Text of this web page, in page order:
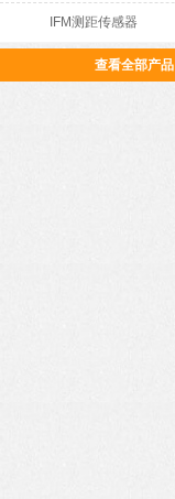
IFM测距传感器
查看全部产品